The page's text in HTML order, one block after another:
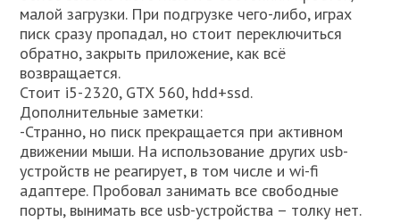
малой загрузки. При подгрузке чего-либо, играх
писк сразу пропадал, но стоит переключиться
обратно, закрыть приложение, как всё
возвращается.
Стоит i5-2320, GTX 560, hdd+ssd.
Дополнительные заметки:
-Странно, но писк прекращается при активном
движении мыши. На использование других usb-
устройств не реагирует, в том числе и wi-fi
адаптере. Пробовал занимать все свободные
порты, вынимать все usb-устройства – толку нет.